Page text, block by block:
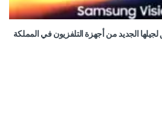
الجديد من أجهزة التلفزيون في المملكة